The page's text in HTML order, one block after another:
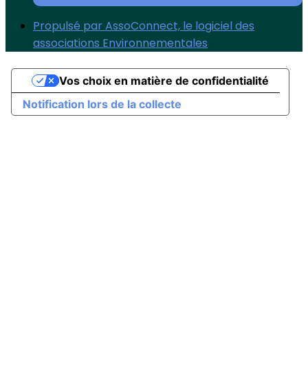
Propulsé par AssoConnect, le logiciel des
associations Environnementales
Notification lors de la collecte
Vos choix en matière de confidentialité